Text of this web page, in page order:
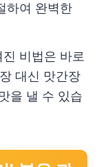
하여 완벽한
비법은 바로
대신 맛간장
을 낼 수 있습